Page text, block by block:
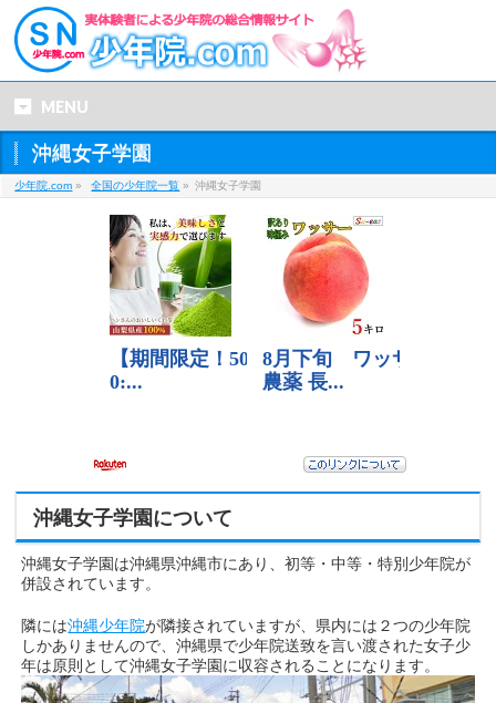
MENU
沖縄女子学園
少年院.com » 全国の少年院一覧 » 沖縄女子学園
沖縄女子学園について
沖縄女子学園は沖縄県沖縄市にあり、初等・中等・特別少年院が
併設されています。
隣には沖縄少年院が隣接されていますが、県内には２つの少年院
しかありませんので、沖縄県で少年院送致を言い渡された女子少
年は原則として沖縄女子学園に収容されることになります。